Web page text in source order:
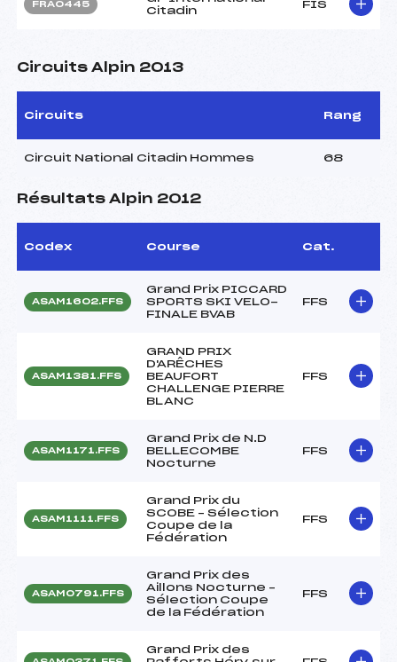
FRA0445
Citadin
FIS
Circuits Alpin 2013
Circuits Rang
Circuit National Citadin Hommes 68
Résultats Alpin 2012
Codex Course Cat.
ASAM1602.FFS
Grand Prix PICCARD
SPORTS SKI VELO-
FINALE BVAB
FFS
ASAM1381.FFS
GRAND PRIX
D'ARÊCHES
BEAUFORT
CHALLENGE PIERRE
BLANC
FFS
ASAM1171.FFS
Grand Prix de N.D
BELLECOMBE
Nocturne
FFS
ASAM1111.FFS
Grand Prix du
SCOBE – Sélection
Coupe de la
Fédération
FFS
ASAM0791.FFS
Grand Prix des
Aillons Nocturne –
Sélection Coupe
de la Fédération
FFS
Grand Prix des